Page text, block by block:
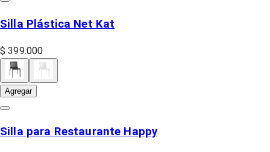
Silla Plástica Net Kat
$ 399.000
Agregar
Silla para Restaurante Happy